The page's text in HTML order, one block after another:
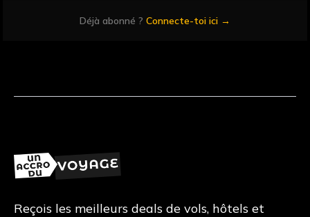
Déjà abonné ? Connecte-toi ici →
Reçois les meilleurs deals de vols, hôtels et